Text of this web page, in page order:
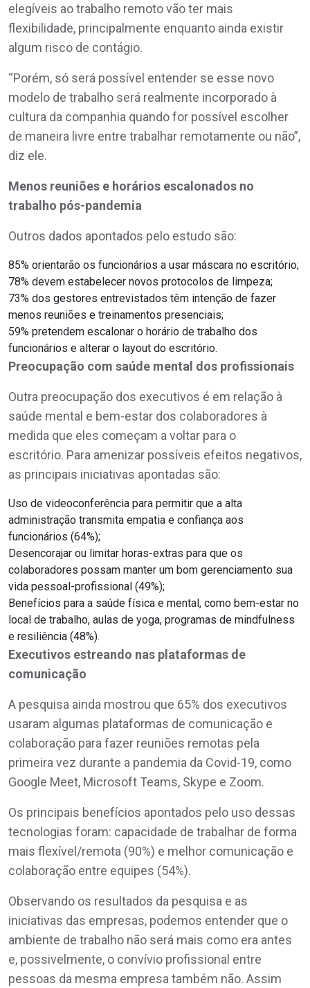
elegíveis ao trabalho remoto vão ter mais
flexibilidade, principalmente enquanto ainda existir
algum risco de contágio.
“Porém, só será possível entender se esse novo
modelo de trabalho será realmente incorporado à
cultura da companhia quando for possível escolher
de maneira livre entre trabalhar remotamente ou não”,
diz ele.
Menos reuniões e horários escalonados no
trabalho pós-pandemia
Outros dados apontados pelo estudo são:
85% orientarão os funcionários a usar máscara no escritório;
78% devem estabelecer novos protocolos de limpeza;
73% dos gestores entrevistados têm intenção de fazer
menos reuniões e treinamentos presenciais;
59% pretendem escalonar o horário de trabalho dos
funcionários e alterar o layout do escritório.
Preocupação com saúde mental dos profissionais
Outra preocupação dos executivos é em relação à
saúde mental e bem-estar dos colaboradores à
medida que eles começam a voltar para o
escritório. Para amenizar possíveis efeitos negativos,
as principais iniciativas apontadas são:
Uso de videoconferência para permitir que a alta
administração transmita empatia e confiança aos
funcionários (64%);
Desencorajar ou limitar horas-extras para que os
colaboradores possam manter um bom gerenciamento sua
vida pessoal-profissional (49%);
Benefícios para a saúde física e mental, como bem-estar no
local de trabalho, aulas de yoga, programas de mindfulness
e resiliência (48%).
Executivos estreando nas plataformas de
comunicação
A pesquisa ainda mostrou que 65% dos executivos
usaram algumas plataformas de comunicação e
colaboração para fazer reuniões remotas pela
primeira vez durante a pandemia da Covid-19, como
Google Meet, Microsoft Teams, Skype e Zoom.
Os principais benefícios apontados pelo uso dessas
tecnologias foram: capacidade de trabalhar de forma
mais flexível/remota (90%) e melhor comunicação e
colaboração entre equipes (54%).
Observando os resultados da pesquisa e as
iniciativas das empresas, podemos entender que o
ambiente de trabalho não será mais como era antes
e, possivelmente, o convívio profissional entre
pessoas da mesma empresa também não. Assim